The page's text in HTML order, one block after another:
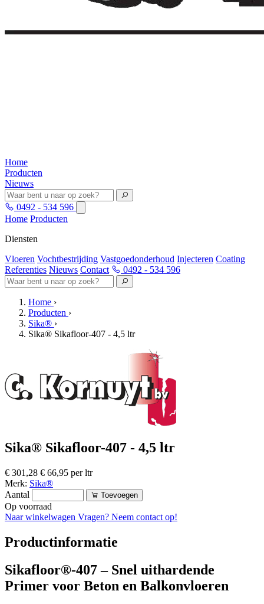
Home
Producten
Nieuws
0492 - 534 596
Home Producten
Diensten
Vloeren Vochtbestrijding Vastgoedonderhoud Injecteren Coating
Referenties Nieuws Contact 0492 - 534 596
Home ›
Producten ›
Sika® ›
Sika® Sikafloor-407 - 4,5 ltr
Sika® Sikafloor-407 - 4,5 ltr
€ 301,28 € 66,95 per ltr
Merk: Sika®
Aantal
Toevoegen
Op voorraad
Naar winkelwagen Vragen? Neem contact op!
Productinformatie
Sikafloor®-407 – Snel uithardende
Primer voor Beton en Balkonvloeren